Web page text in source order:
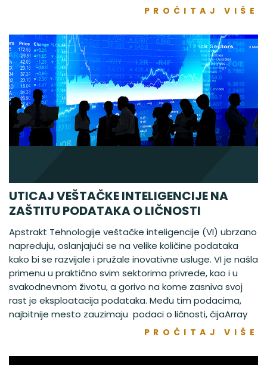
PROČITAJ VIŠE
UTICAJ VEŠTAČKE INTELIGENCIJE NA
ZAŠTITU PODATAKA O LIČNOSTI
Apstrakt Tehnologije veštačke inteligencije (VI) ubrzano
napreduju, oslanjajući se na velike količine podataka
kako bi se razvijale i pružale inovativne usluge. VI je našla
primenu u praktično svim sektorima privrede, kao i u
svakodnevnom životu, a gorivo na kome zasniva svoj
rast je eksploatacija podataka. Među tim podacima,
najbitnije mesto zauzimaju podaci o ličnosti, čijaArray
PROČITAJ VIŠE